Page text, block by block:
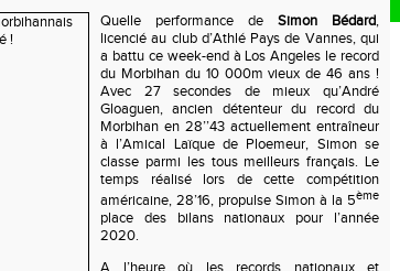
Quelle performance de Simon Bédard,
licencié au club d’Athlé Pays de Vannes, qui
a battu ce week-end à Los Angeles le record
du Morbihan du 10 000m vieux de 46 ans !
Avec 27 secondes de mieux qu’André
Gloaguen, ancien détenteur du record du
Morbihan en 28’’43 actuellement entraîneur
à l’Amical Laïque de Ploemeur, Simon se
classe parmi les tous meilleurs français. Le
temps réalisé lors de cette compétition
américaine, 28’16, propulse Simon à la 5ème
place des bilans nationaux pour l’année
2020.